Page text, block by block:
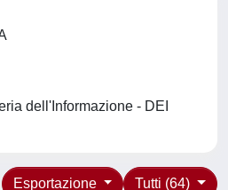
dell'Informazione - DEI
Tutti (64)
Esportazione